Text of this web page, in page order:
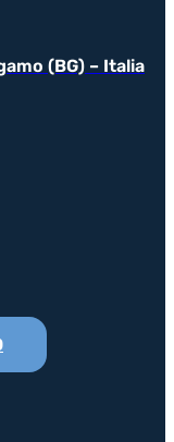
(BG) – Italia